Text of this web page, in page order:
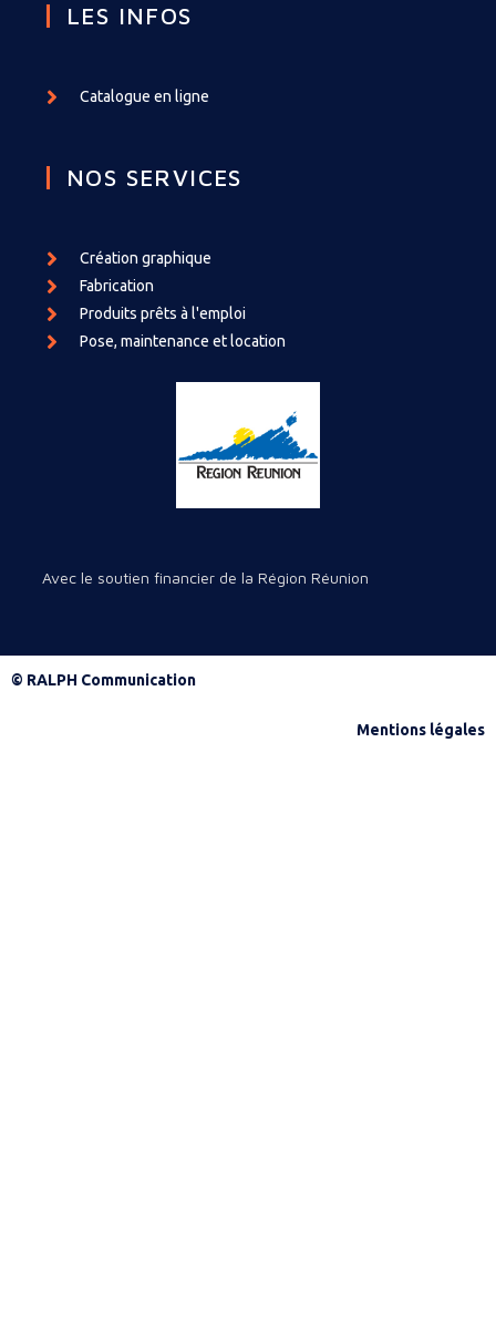
LES INFOS
Catalogue en ligne
NOS SERVICES
Création graphique
Fabrication
Produits prêts à l'emploi
Pose, maintenance et location
Avec le soutien financier de la Région Réunion
© RALPH Communication
Mentions légales